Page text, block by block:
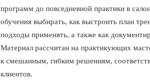
программ до повседневной практики в
обучения выбирать, как выстроить план
подходы применять, а также как
Материал рассчитан на практикующих
к смешанным, гибким решениям,
клиентов.